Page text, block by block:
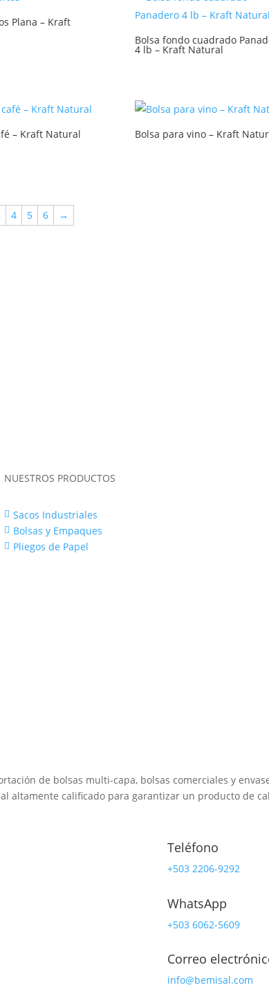
Plana – Kraft
Bolsa fondo cuadrado
4 lb – Kraft Natural
– Kraft Natural Bolsa para vino – Kraft
4 5 6 →
NUESTROS PRODUCTOS
 Sacos Industriales
 Bolsas y Empaques
 Pliegos de Papel
de bolsas multi-capa, bolsas comerciales y
altamente calificado para garantizar un producto de
Teléfono
+503 2206-9292
WhatsApp
+503 6062-5609
Correo
info@bemisal.com